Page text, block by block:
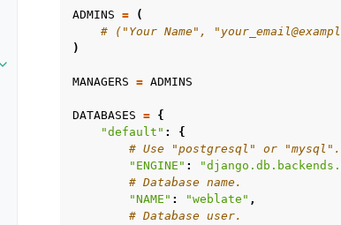
Toggle navigation of Unterstützte Dateiformate
ADMINS =
(
# ("Your Name",
)
MANAGERS = ADMINS
DATABASES = {
"default" :
{
# Use "postgresql" or "mysql".
"ENGINE" :
# Database name.
"NAME" : "weblate" ,
# Database user.